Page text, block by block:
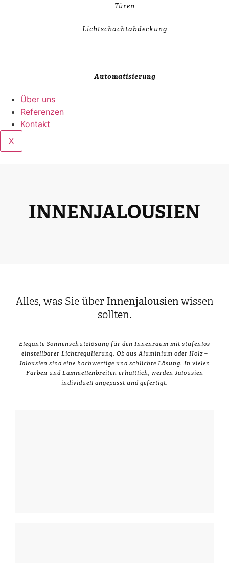
Türen
Lichtschachtabdeckung
Automatisierung
Über uns
Referenzen
Kontakt
X
INNEN­JALOUSIEN
Alles, was Sie über Innenjalousien wissen
sollten.
Elegante Sonnenschutzlösung für den Innenraum mit stufenlos
einstellbarer Lichtregulierung. Ob aus Aluminium oder Holz –
Jalousien sind eine hochwertige und schlichte Lösung. In vielen
Farben und Lammellenbreiten erhältlich, werden Jalousien
individuell angepasst und gefertigt.